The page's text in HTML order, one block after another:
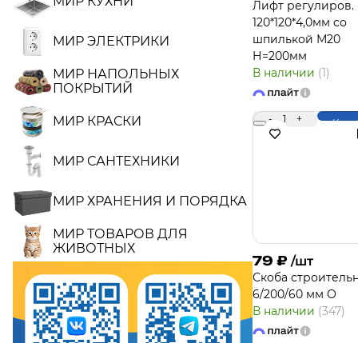
МИР ЭЛЕКТРИКИ
МИР НАПОЛЬНЫХ
ПОКРЫТИЙ
МИР КРАСКИ
МИР САНТЕХНИКИ
МИР ХРАНЕНИЯ И ПОРЯДКА
МИР ТОВАРОВ ДЛЯ
ЖИВОТНЫХ
Лифт регулиров.
120*120*4,0мм со
шпилькой М20
Н=200мм
В наличии (1)
- 1 +
79 ₽ /шт
Скоба
6/200/60 мм О
В наличии (347)